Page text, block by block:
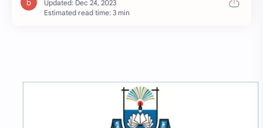
Estimated read time: 3 min